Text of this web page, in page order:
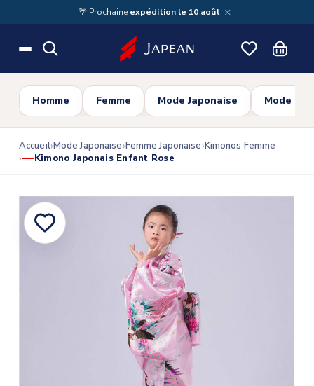
Skip to main content🌴 Prochaine expédition le 10 août ×
Homme Femme Mode Japonaise Mode
Accueil Mode Japonaise Femme Japonaise Kimonos Femme
Kimono Japonais Enfant Rose